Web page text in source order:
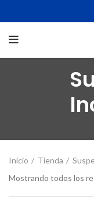
Inicio Tienda
Mostrando todos los